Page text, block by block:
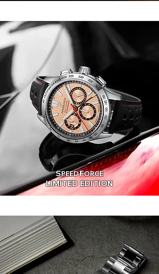
SPEEDFORCE
LIMITED EDITION